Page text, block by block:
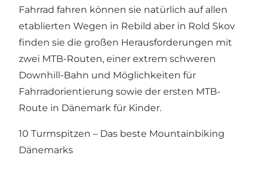
Fahrrad fahren können sie natürlich auf allen
etablierten Wegen in Rebild aber in Rold Skov
finden sie die großen Herausforderungen mit
zwei MTB-Routen, einer extrem schweren
Downhill-Bahn und Möglichkeiten für
Fahrradorientierung sowie der ersten MTB-
Route in Dänemark für Kinder.
10 Turmspitzen – Das beste Mountainbiking
Dänemarks